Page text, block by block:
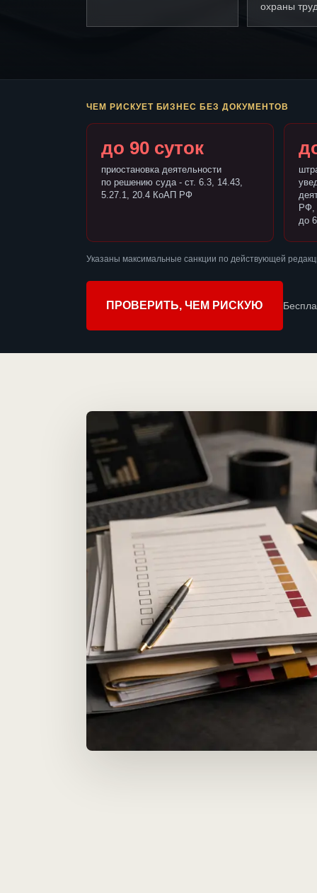
охраны
ЧЕМ РИСКУЕТ БИЗНЕС БЕЗ ДОКУМЕНТОВ
до 90 суток
приостановка деятельности
по решению суда - ст. 6.3, 14.43,
5.27.1, 20.4 КоАП РФ
РФ,
до
Указаны максимальные санкции по действующей
ПРОВЕРИТЬ, ЧЕМ РИСКУЮ